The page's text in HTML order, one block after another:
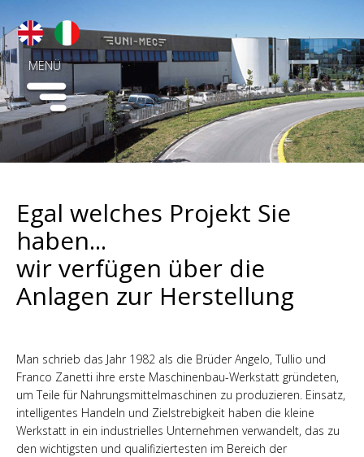
MENÜ
Egal welches Projekt Sie
haben...
wir verfügen über die
Anlagen zur Herstellung
Man schrieb das Jahr 1982 als die Brüder Angelo, Tullio und
Franco Zanetti ihre erste Maschinenbau-Werkstatt gründeten,
um Teile für Nahrungsmittelmaschinen zu produzieren. Einsatz,
intelligentes Handeln und Zielstrebigkeit haben die kleine
Werkstatt in ein industrielles Unternehmen verwandelt, das zu
den wichtigsten und qualifiziertesten im Bereich der